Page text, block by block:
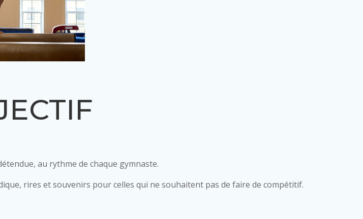
au rythme de chaque gymnaste.
rires et souvenirs pour celles qui ne souhaitent pas de faire de compétitif.